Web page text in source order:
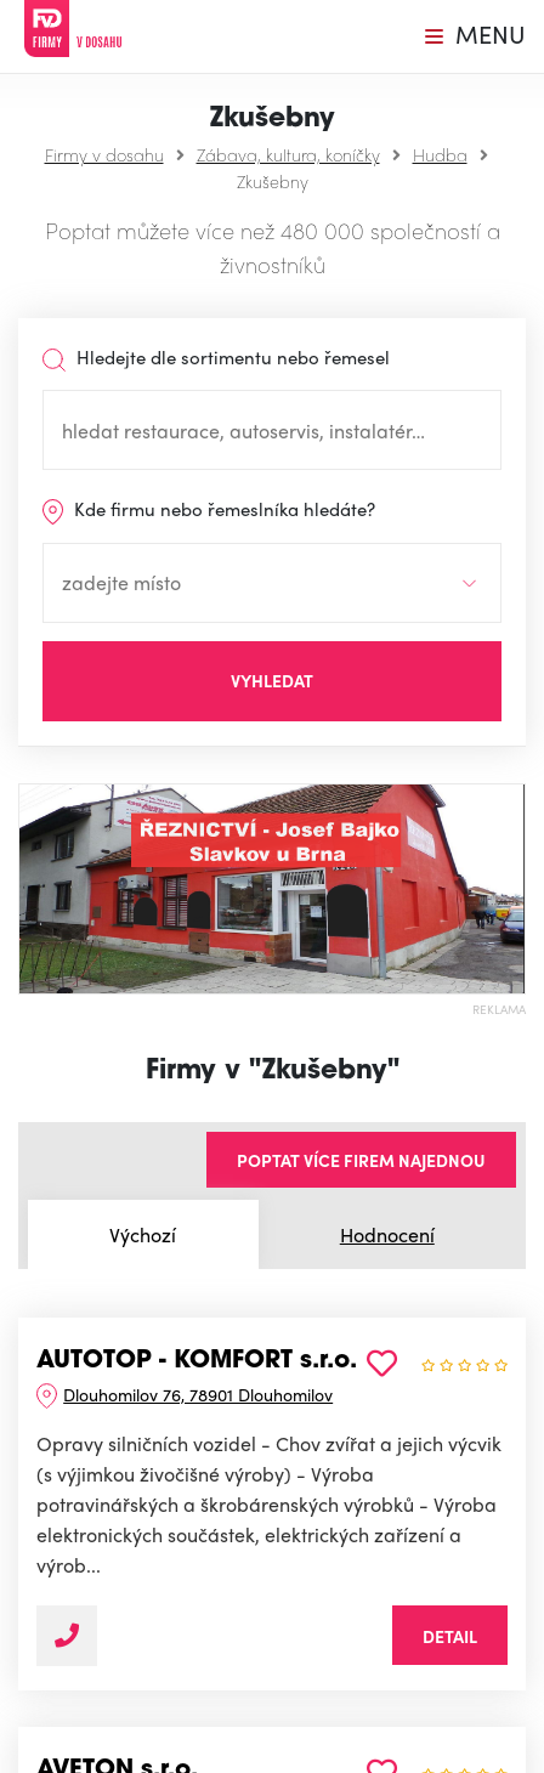
MENU
Zkušebny
Firmy v dosahu Zábava, kultura, koníčky
Hudba
Zkušebny
Poptat můžete více než 480 000 společností a
živnostníků
Hledejte dle sortimentu nebo řemesel
Kde firmu nebo řemeslníka hledáte?
VYHLEDAT
REKLAMA
Firmy v "Zkušebny"
Výchozí Hodnocení
POPTAT VÍCE FIREM NAJEDNOU
AUTOTOP - KOMFORT s.r.o.
Dlouhomilov 76, 78901 Dlouhomilov
Opravy silničních vozidel - Chov zvířat a jejich výcvik
(s výjimkou živočišné výroby) - Výroba
potravinářských a škrobárenských výrobků - Výroba
elektronických součástek, elektrických zařízení a
výrob...
DETAIL